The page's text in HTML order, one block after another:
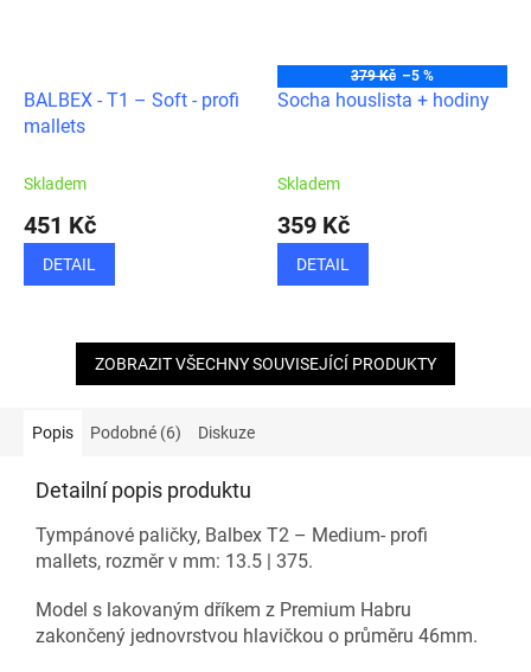
BALBEX - T1 – Soft - profi
mallets
Skladem
451 Kč
DETAIL
379 Kč –5 %
Socha houslista + hodiny
Skladem
359 Kč
DETAIL
ZOBRAZIT VŠECHNY SOUVISEJÍCÍ PRODUKTY
Popis Podobné (6) Diskuze
Detailní popis produktu
Tympánové paličky, Balbex T2 – Medium- profi
mallets, rozměr v mm: 13.5 | 375.
Model s lakovaným dříkem z Premium Habru
zakončený jednovrstvou hlavičkou o průměru 46mm.